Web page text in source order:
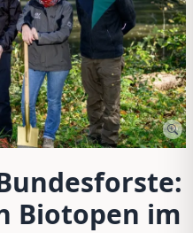
Biotopen im